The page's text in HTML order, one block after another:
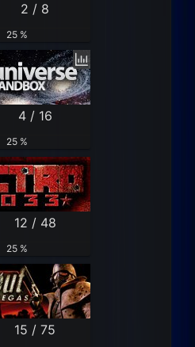
2 / 8
25 %
4 / 16
25 %
12 / 48
25 %
15 / 75